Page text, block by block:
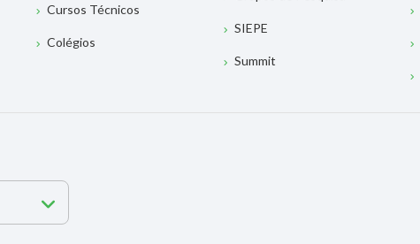
Cursos Técnicos
Colégios
SIEPE
Summit